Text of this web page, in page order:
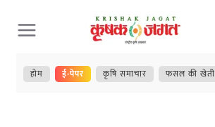
Skip
to
content
होम ई-पेपर कृषि समाचार फसल की खेती